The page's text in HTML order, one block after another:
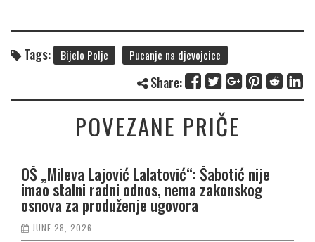
Tags: Bijelo Polje Pucanje na djevojcice
Share:
POVEZANE PRIČE
OŠ „Mileva Lajović Lalatović“: Šabotić nije
imao stalni radni odnos, nema zakonskog
osnova za produženje ugovora
JUNE 28, 2026